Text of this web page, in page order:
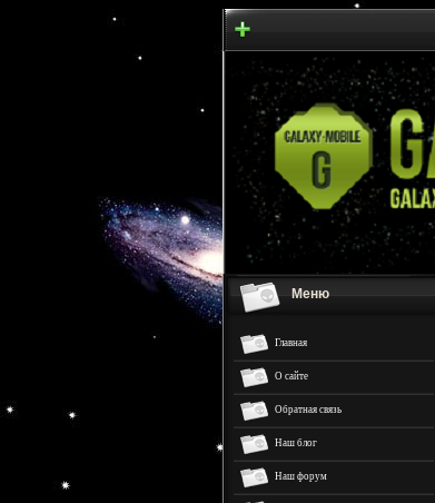
Меню
Главная
О сайте
Обратная связь
Наш блог
Наш форум